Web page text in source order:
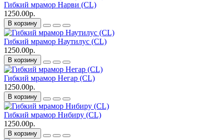
Гибкий мрамор Нарви (CL)
1250.00р.
В корзину
Гибкий мрамор Наутилус (CL)
1250.00р.
В корзину
Гибкий мрамор Негар (CL)
1250.00р.
В корзину
Гибкий мрамор Нибиру (CL)
1250.00р.
В корзину